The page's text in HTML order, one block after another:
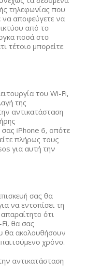
τηλεφωνίας που
να αποφεύγετε να
από το
ποσά στο
τέτοιο μπορείτε
του Wi-Fi,
της
αντικατάσταση
iPhone 6, οπότε
πλήρως τους
για αυτή την
σας θα
να εντοπίσει τη
ότι
Fi, θα σας
θα ακολουθήσουν
χρόνο.
αντικατάσταση